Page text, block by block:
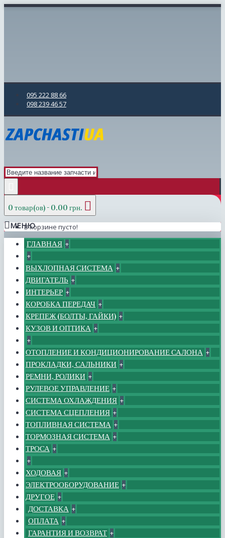
095 222 88 66
098 239 46 57
0 товар(ов) - 0.00 грн.
В корзине пусто!
МЕНЮ
ГЛАВНАЯ +
+
ВЫХЛОПНАЯ СИСТЕМА +
ДВИГАТЕЛЬ +
ИНТЕРЬЕР +
КОРОБКА ПЕРЕДАЧ +
КРЕПЕЖ (БОЛТЫ, ГАЙКИ) +
КУЗОВ И ОПТИКА +
+
ОТОПЛЕНИЕ И КОНДИЦИОНИРОВАНИЕ САЛОНА +
ПРОКЛАДКИ, САЛЬНИКИ +
РЕМНИ, РОЛИКИ +
РУЛЕВОЕ УПРАВЛЕНИЕ +
СИСТЕМА ОХЛАЖДЕНИЯ +
СИСТЕМА СЦЕПЛЕНИЯ +
ТОПЛИВНАЯ СИСТЕМА +
ТОРМОЗНАЯ СИСТЕМА +
ТРОСА +
+
ХОДОВАЯ +
ЭЛЕКТРООБОРУДОВАНИЕ +
ДРУГОЕ +
ДОСТАВКА +
ОПЛАТА +
ГАРАНТИЯ И ВОЗВРАТ +